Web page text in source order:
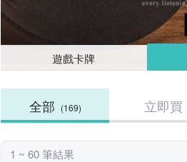
遊戲卡牌
全部 (169) 立即買
1 ~ 60 筆結果